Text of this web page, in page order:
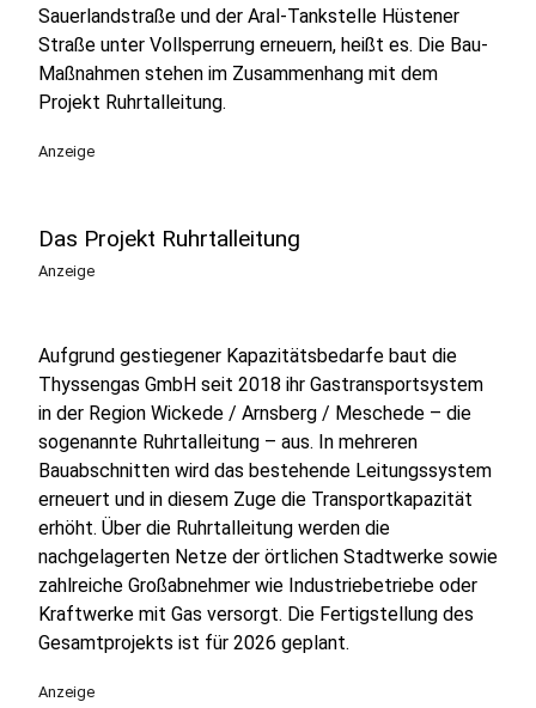
Sauerlandstraße und der Aral-Tankstelle Hüstener
Straße unter Vollsperrung erneuern, heißt es. Die Bau-
Maßnahmen stehen im Zusammenhang mit dem
Projekt Ruhrtalleitung.
Anzeige
Das Projekt Ruhrtalleitung
Anzeige
Aufgrund gestiegener Kapazitätsbedarfe baut die
Thyssengas GmbH seit 2018 ihr Gastransportsystem
in der Region Wickede / Arnsberg / Meschede – die
sogenannte Ruhrtalleitung – aus. In mehreren
Bauabschnitten wird das bestehende Leitungssystem
erneuert und in diesem Zuge die Transportkapazität
erhöht. Über die Ruhrtalleitung werden die
nachgelagerten Netze der örtlichen Stadtwerke sowie
zahlreiche Großabnehmer wie Industriebetriebe oder
Kraftwerke mit Gas versorgt. Die Fertigstellung des
Gesamtprojekts ist für 2026 geplant.
Anzeige